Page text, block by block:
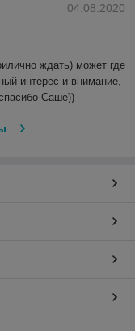
04.08.2020
ждать) может где
интерес и внимание,
Саше))